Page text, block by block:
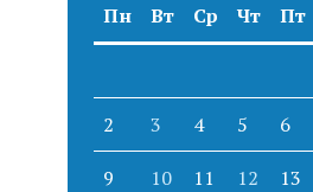
Пн
Вт Ср Чт Пт
2 3 4 5 6
9 10 11 12 13